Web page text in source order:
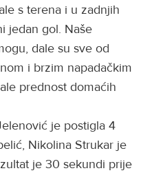
s terena i u zadnjih
jedan gol. Naše
dale su sve od
i brzim napadačkim
prednost domaćih
je postigla 4
Nikolina Strukar je
je 30 sekundi prije